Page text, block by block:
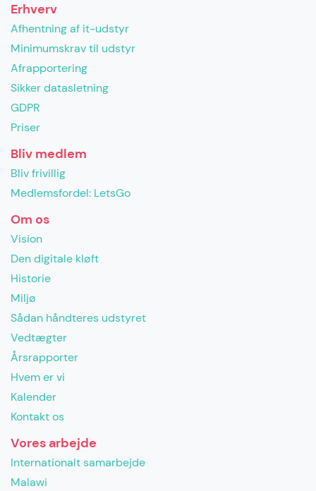
Erhverv
Afhentning af it-udstyr
Minimumskrav til udstyr
Afrapportering
Sikker datasletning
GDPR
Priser
Bliv medlem
Bliv frivillig
Medlemsfordel: LetsGo
Om os
Vision
Den digitale kløft
Historie
Miljø
Sådan håndteres udstyret
Vedtægter
Årsrapporter
Hvem er vi
Kalender
Kontakt os
Vores arbejde
Internationalt samarbejde
Malawi